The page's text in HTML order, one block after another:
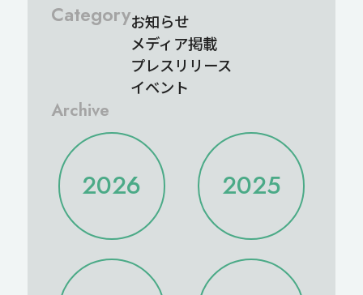
Categoryお知らせ
メディア掲載
プレスリリース
イベント
Archive
2026
2026/08
2026/07
2026/06
2026/05
2025
2025/12
2025/11
2025/10
2025/09
2025/08
2025/07